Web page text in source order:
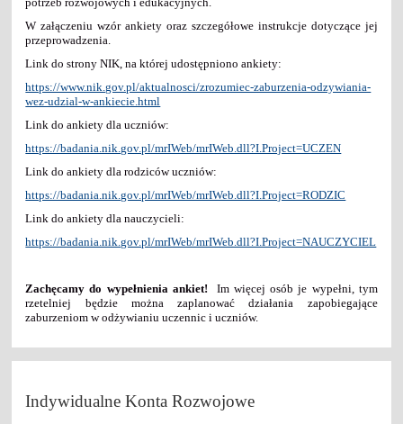
W załączeniu wzór ankiety oraz szczegółowe instrukcje dotyczące jej
przeprowadzenia.
Link do strony NIK, na której udostępniono ankiety:
https://www.nik.gov.pl/aktualnosci/zrozumiec-zaburzenia-odzywiania-
wez-udzial-w-ankiecie.html
Link do ankiety dla uczniów:
https://badania.nik.gov.pl/mrIWeb/mrIWeb.dll?I.Project=UCZEN
Link do ankiety dla rodziców uczniów:
https://badania.nik.gov.pl/mrIWeb/mrIWeb.dll?I.Project=RODZIC
Link do ankiety dla nauczycieli:
https://badania.nik.gov.pl/mrIWeb/mrIWeb.dll?I.Project=NAUCZYCIEL
Zachęcamy do wypełnienia ankiet! Im więcej osób je wypełni, tym
rzetelniej będzie można zaplanować działania zapobiegające
zaburzeniom w odżywianiu uczennic i uczniów.
Indywidualne Konta Rozwojowe